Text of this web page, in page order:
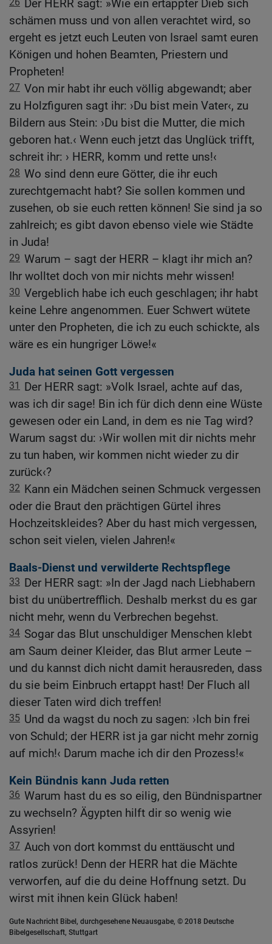
Der HERR sagt: »Wie ein ertappter Dieb sich
schämen muss und von allen verachtet wird, so
ergeht es jetzt euch Leuten von Israel samt euren
Königen und hohen Beamten, Priestern und
Propheten!
27 Von mir habt ihr euch völlig abgewandt; aber
zu Holzfiguren sagt ihr: ›Du bist mein Vater‹, zu
Bildern aus Stein: ›Du bist die Mutter, die mich
geboren hat.‹ Wenn euch jetzt das Unglück trifft,
schreit ihr: › HERR, komm und rette uns!‹
28 Wo sind denn eure Götter, die ihr euch
zurechtgemacht habt? Sie sollen kommen und
zusehen, ob sie euch retten können! Sie sind ja so
zahlreich; es gibt davon ebenso viele wie Städte
in Juda!
29 Warum – sagt der HERR – klagt ihr mich an?
Ihr wolltet doch von mir nichts mehr wissen!
30 Vergeblich habe ich euch geschlagen; ihr habt
keine Lehre angenommen. Euer Schwert wütete
unter den Propheten, die ich zu euch schickte, als
wäre es ein hungriger Löwe!«
Juda hat seinen Gott vergessen
31 Der HERR sagt: »Volk Israel, achte auf das,
was ich dir sage! Bin ich für dich denn eine Wüste
gewesen oder ein Land, in dem es nie Tag wird?
Warum sagst du: ›Wir wollen mit dir nichts mehr
zu tun haben, wir kommen nicht wieder zu dir
zurück‹?
32 Kann ein Mädchen seinen Schmuck vergessen
oder die Braut den prächtigen Gürtel ihres
Hochzeitskleides? Aber du hast mich vergessen,
schon seit vielen, vielen Jahren!«
Baals-Dienst und verwilderte Rechtspflege
33 Der HERR sagt: »In der Jagd nach Liebhabern
bist du unübertrefflich. Deshalb merkst du es gar
nicht mehr, wenn du Verbrechen begehst.
34 Sogar das Blut unschuldiger Menschen klebt
am Saum deiner Kleider, das Blut armer Leute –
und du kannst dich nicht damit herausreden, dass
du sie beim Einbruch ertappt hast! Der Fluch all
dieser Taten wird dich treffen!
35 Und da wagst du noch zu sagen: ›Ich bin frei
von Schuld; der HERR ist ja gar nicht mehr zornig
auf mich!‹ Darum mache ich dir den Prozess!«
Kein Bündnis kann Juda retten
36 Warum hast du es so eilig, den Bündnispartner
zu wechseln? Ägypten hilft dir so wenig wie
Assyrien!
37 Auch von dort kommst du enttäuscht und
ratlos zurück! Denn der HERR hat die Mächte
verworfen, auf die du deine Hoffnung setzt. Du
wirst mit ihnen kein Glück haben!
Gute Nachricht Bibel, durchgesehene Neuausgabe, © 2018 Deutsche
Bibelgesellschaft, Stuttgart